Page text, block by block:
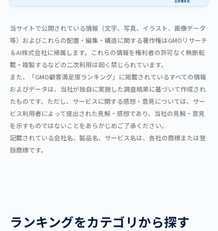
当サイトで公開されている情報（文字、写真、イラスト、画像データ
等）およびこれらの配置・編集・構造に関する著作権はGMOリサーチ
＆AI株式会社に帰属します。これらの情報を権利者の許可なく無断転
載・複製するなどの二次利用は固く禁じられています。
また、「GMO顧客満足度ランキング」に掲載されているすべての情報
およびデータは、当社が独自に実施した調査結果に基づいて作成され
たものです。ただし、サービスに関する感想・意見については、サー
ビス利用者によって提出された見解・感想であり、当社の見解・意見
を示すものではないことをあらかじめご了承ください。
記載されている会社名、製品名、サービス名は、各社の商標または登
録商標です。
ランキングをカテゴリから探す